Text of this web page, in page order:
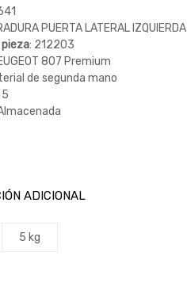
PUERTA LATERAL IZQUIERDA
: 212203
807 Premium
de segunda mano
5
ADICIONAL
5 kg